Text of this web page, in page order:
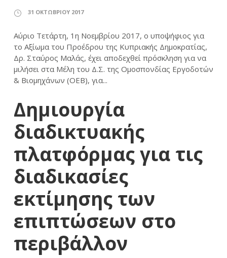
31 ΟΚΤΩΒΡΊΟΥ 2017
Αύριο Τετάρτη, 1η Νοεμβρίου 2017, ο υποψήφιος για
το Αξίωμα του Προέδρου της Κυπριακής Δημοκρατίας,
Δρ. Σταύρος Μαλάς, έχει αποδεχθεί πρόσκληση για να
μιλήσει στα Μέλη του Δ.Σ. της Ομοσπονδίας Εργοδοτών
& Βιομηχάνων (ΟΕΒ), για...
Δημιουργία
διαδικτυακής
πλατφόρμας για τις
διαδικασίες
εκτίμησης των
επιπτώσεων στο
περιβάλλον